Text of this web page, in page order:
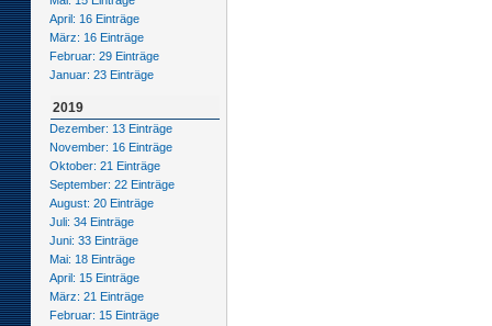
April: 16 Einträge
März: 16 Einträge
Februar: 29 Einträge
Januar: 23 Einträge
2019
Dezember: 13 Einträge
November: 16 Einträge
Oktober: 21 Einträge
September: 22 Einträge
August: 20 Einträge
Juli: 34 Einträge
Juni: 33 Einträge
Mai: 18 Einträge
April: 15 Einträge
März: 21 Einträge
Februar: 15 Einträge